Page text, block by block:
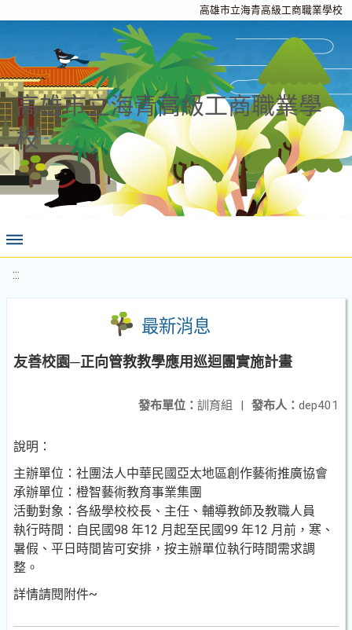
高雄市立海青高級工商職業學校
高雄市立海青高級工商職業學
校
:::
最新消息
友善校園─正向管教教學應用巡迴團實施計畫
發布人： dep401
發布單位： 訓育組 |
說明：
主辦單位：社團法人中華民國亞太地區創作藝術推廣協會
承辦單位：橙智藝術教育事業集團
活動對象：各級學校校長、主任、輔導教師及教職人員
執行時間：自民國98 年12 月起至民國99 年12 月前，寒、
暑假、平日時間皆可安排，按主辦單位執行時間需求調
整。
詳情請閱附件~